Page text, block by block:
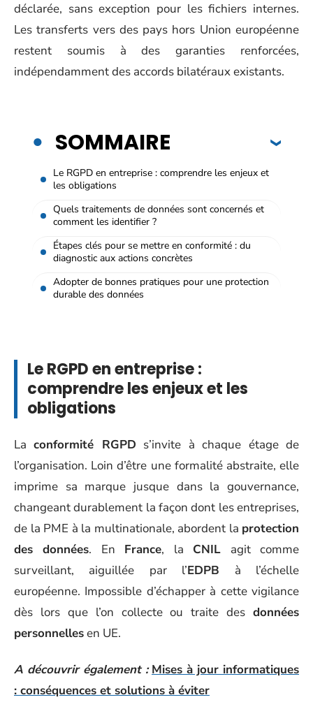
déclarée, sans exception pour les fichiers internes.
Les transferts vers des pays hors Union européenne
restent soumis à des garanties renforcées,
indépendamment des accords bilatéraux existants.
SOMMAIRE
Le RGPD en entreprise : comprendre les enjeux et
les obligations
Quels traitements de données sont concernés et
comment les identifier ?
Étapes clés pour se mettre en conformité : du
diagnostic aux actions concrètes
Adopter de bonnes pratiques pour une protection
durable des données
Le RGPD en entreprise :
comprendre les enjeux et les
obligations
Laconformité RGPD s’invite à chaque étage de
l’organisation. Loin d’être une formalité abstraite, elle
imprime sa marque jusque dans la gouvernance,
changeant durablement la façon dont les entreprises,
de la PME à la multinationale, abordent la protection
des données. En France, la CNIL agit comme
surveillant, aiguillée par l’EDPB à l’échelle
européenne. Impossible d’échapper à cette vigilance
dès lors que l’on collecte ou traite des données
personnellesen UE.
A découvrir également : Mises à jour informatiques
: conséquences et solutions à éviter